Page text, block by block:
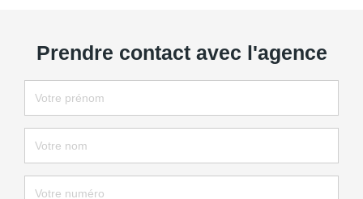
Prendre contact avec l'agence